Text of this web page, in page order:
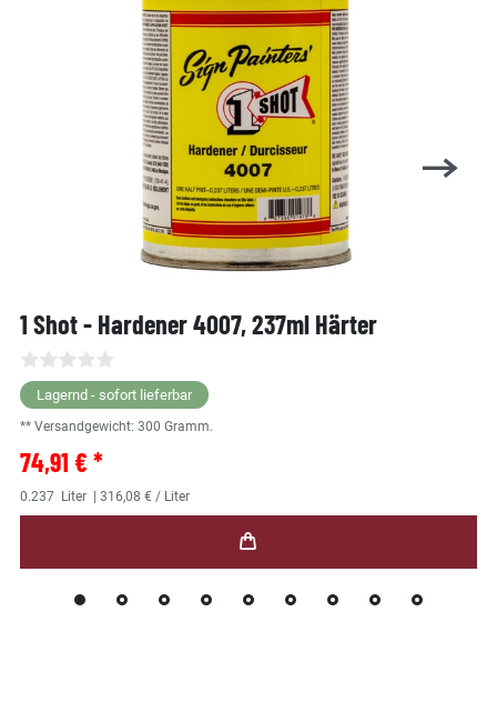
1 Shot - Hardener 4007, 237ml Härter
Lagernd - sofort lieferbar
** Versandgewicht: 300 Gramm.
74,91 € *
0.237 Liter | 316,08 € / Liter